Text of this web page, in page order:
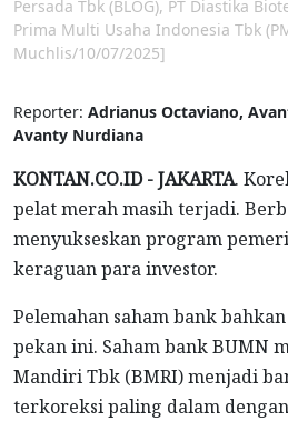
Persada Tbk (BLOG), PT Diastika
Prima Multi Usaha Indonesia Tbk
Muchlis/10/07/2025]
Reporter: Adrianus Octaviano,
Avanty Nurdiana
KONTAN.CO.ID - JAKARTA.
pelat merah masih terjadi.
menyukseskan program
keraguan para investor.
Pelemahan saham bank
pekan ini. Saham bank BUMN
Mandiri Tbk (BMRI) menjadi
terkoreksi paling dalam